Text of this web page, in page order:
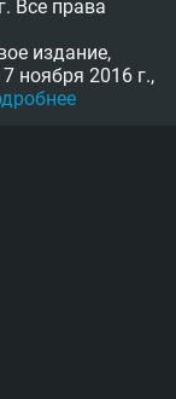
Все права
издание,
ноября 2016 г.,